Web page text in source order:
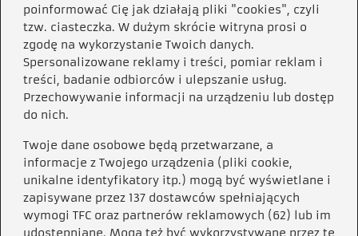
poinformować Cię jak działają pliki "cookies", czyli
tzw. ciasteczka. W dużym skrócie witryna prosi o
zgodę na wykorzystanie Twoich danych.
Spersonalizowane reklamy i treści, pomiar reklam i
treści, badanie odbiorców i ulepszanie usług.
Przechowywanie informacji na urządzeniu lub dostęp
do nich.
Twoje dane osobowe będą przetwarzane, a
informacje z Twojego urządzenia (pliki cookie,
unikalne identyfikatory itp.) mogą być wyświetlane i
zapisywane przez 137 dostawców spełniających
wymogi TFC oraz partnerów reklamowych (62) lub im
udostępniane. Mogą też być wykorzystywane przez tę
Jak skutecznie
przyciemnić farbowany
blond w domowym zaciszu?
4 MIESIĄCE TEMU
Kategorie
Buty(49)
Dziecko(67)
Moda(161)